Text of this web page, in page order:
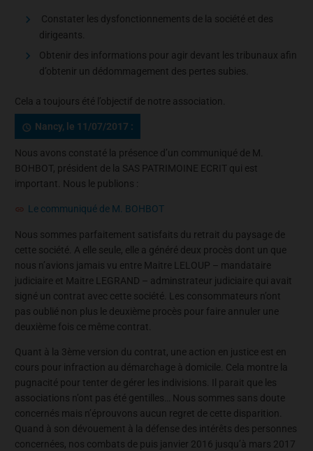
Constater les dysfonctionnements de la société et des
dirigeants.
Obtenir des informations pour agir devant les tribunaux afin
d’obtenir un dédommagement des pertes subies.
Cela a toujours été l’objectif de notre association.
Nancy, le 11/07/2017 :
Nous avons constaté la présence d’un communiqué de M.
BOHBOT, président de la SAS PATRIMOINE ECRIT qui est
important. Nous le publions :
Le communiqué de M. BOHBOT
Nous sommes parfaitement satisfaits du retrait du paysage de
cette société. A elle seule, elle a généré deux procès dont un que
nous n’avions jamais vu entre Maitre LELOUP – mandataire
judiciaire et Maitre LEGRAND – adminstrateur judiciaire qui avait
signé un contrat avec cette société. Les consommateurs n’ont
pas oublié non plus le deuxième procès pour faire annuler une
deuxième fois ce même contrat.
Quant à la 3ème version du contrat, une action en justice est en
cours pour infraction au démarchage à domicile. Cela montre la
pugnacité pour tenter de gérer les indivisions. Il parait que les
associations n’ont pas été gentilles… Nous sommes sans doute
concernés mais n’éprouvons aucun regret de cette disparition.
Quand à son dévouement à la défense des intérêts des personnes
concernées, nos combats de puis janvier 2016 jusqu’à mars 2017